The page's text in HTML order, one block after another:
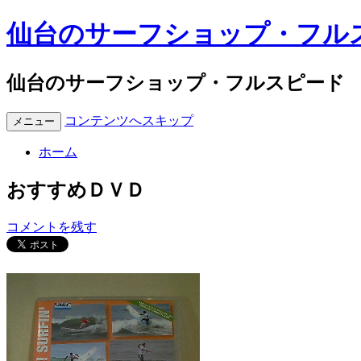
仙台のサーフショップ・フル
仙台のサーフショップ・フルスピード
メニュー コンテンツへスキップ
ホーム
おすすめＤＶＤ
コメントを残す